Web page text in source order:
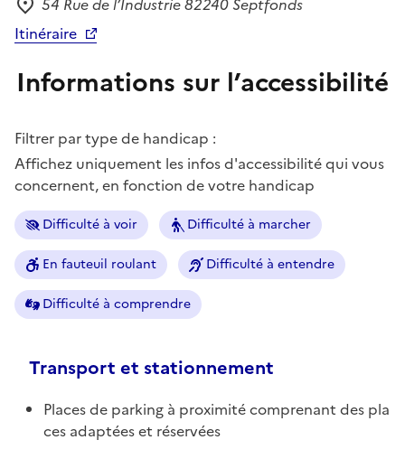
Adresse
Itinéraire
Informations sur l’accessibilité
Filtrer par type de handicap :
Affichez uniquement les infos d'accessibilité qui vous
concernent, en fonction de votre handicap
Difficulté à voir Difficulté à marcher
En fauteuil roulant Difficulté à entendre
Difficulté à comprendre
Transport et stationnement
Places de parking à proximité comprenant des pla
ces adaptées et réservées